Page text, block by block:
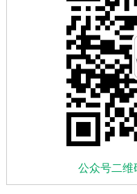
公众号二维